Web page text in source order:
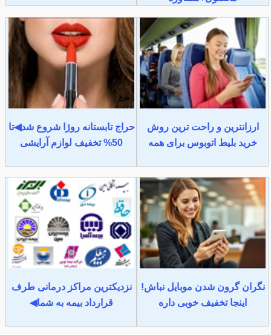
ارزانترین و راحت ترین روش
خرید بلیط اتوبوس برای همه
حراج تابستانه روژا شروع شد◀تا
50% تخفیف لوازم آرایشی
نگران گرون شدن موبایل نباش!
اینجا تخفیف خوبی داره
نزدیکترین مراکز درمانی طرف
قرارداد بیمه به شما◀